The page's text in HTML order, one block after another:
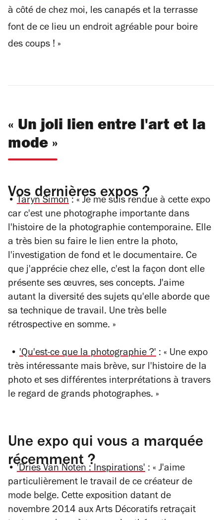
à côté de chez moi, les canapés et la terrasse
font de ce lieu un endroit agréable pour boire
des coups ! »
« Un joli lien entre l'art et la
mode »
Vos dernières expos ?
• Taryn Simon : « Je me suis rendue à cette expo
car c'est une photographe importante dans
l'histoire de la photographie contemporaine. Elle
a très bien su faire le lien entre la photo,
l'investigation de fond et le documentaire. Ce
que j'apprécie chez elle, c'est la façon dont elle
présente ses œuvres, ses concepts. J'aime
autant la diversité des sujets qu'elle aborde que
sa technique de travail. Une très belle
rétrospective en somme. »
• 'Qu'est-ce que la photographie ?' : « Une expo
très intéressante mais brève, sur l'histoire de la
photo et ses différentes interprétations à travers
le regard de grands photographes. »
Une expo qui vous a marquée
récemment ?
• 'Dries Van Noten : Inspirations' : « J'aime
particulièrement le travail de ce créateur de
mode belge. Cette exposition datant de
novembre 2014 aux Arts Décoratifs retraçait